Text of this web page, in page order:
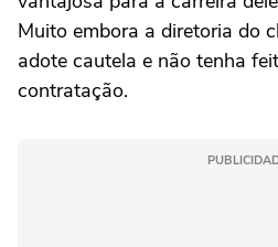
Muito embora a diretoria do
adote cautela e não tenha
contratação.